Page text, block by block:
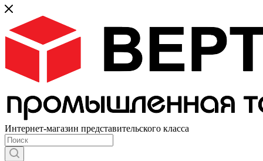
Интернет-магазин представительского класса